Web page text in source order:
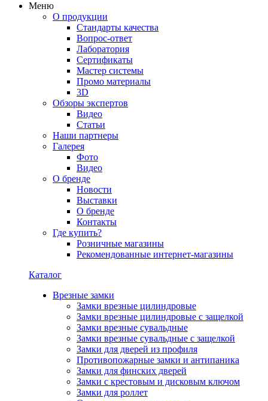
Меню
О продукции
Стандарты качества
Вопрос-ответ
Лаборатория
Сертификаты
Мастер системы
Промо материалы
3D
Обзоры экспертов
Видео
Статьи
Наши партнеры
Галерея
Фото
Видео
О бренде
Новости
Выставки
О бренде
Контакты
Где купить?
Розничные магазины
Рекомендованные интернет-магазины
Каталог
Врезные замки
Замки врезные цилиндровые
Замки врезные цилиндровые с защелкой
Замки врезные сувальдные
Замки врезные сувальдные с защелкой
Замки для дверей из профиля
Противопожарные замки и антипаника
Замки для финских дверей
Замки с крестовым и дисковым ключом
Замки для роллет